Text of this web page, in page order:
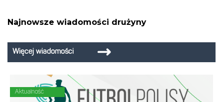
Najnowsze wiadomości drużyny
Więcej wiadomości
Aktualność